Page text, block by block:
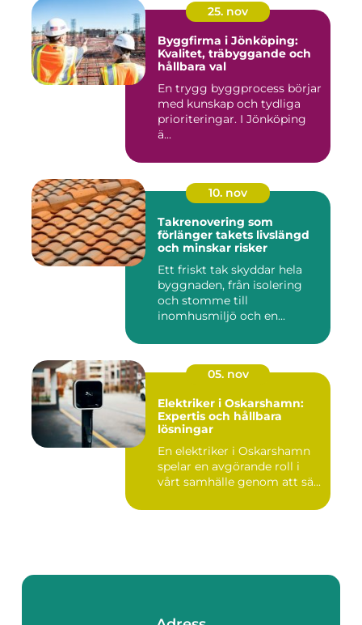
25. nov
Byggfirma i Jönköping:
Kvalitet, träbyggande och
hållbara val
En trygg byggprocess börjar
med kunskap och tydliga
prioriteringar. I Jönköping
ä...
10. nov
Takrenovering som
förlänger takets livslängd
och minskar risker
Ett friskt tak skyddar hela
byggnaden, från isolering
och stomme till
inomhusmiljö och en...
05. nov
Elektriker i Oskarshamn:
Expertis och hållbara
lösningar
En elektriker i Oskarshamn
spelar en avgörande roll i
vårt samhälle genom att sä...